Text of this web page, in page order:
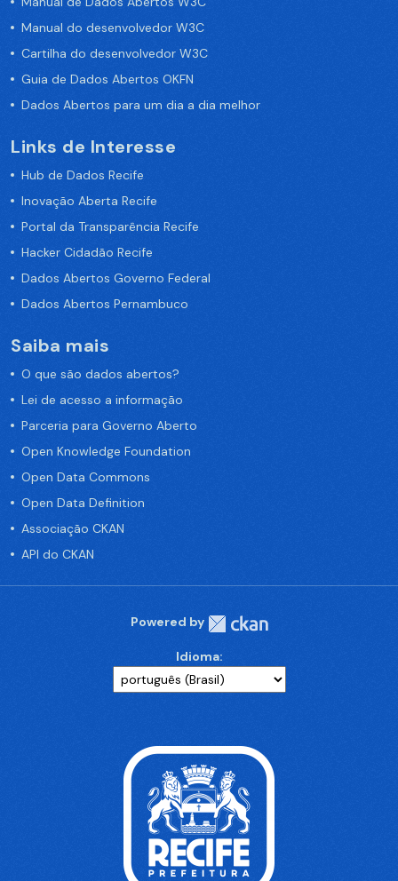
Manual do desenvolvedor W3C
Cartilha do desenvolvedor W3C
Guia de Dados Abertos OKFN
Dados Abertos para um dia a dia melhor
Links de Interesse
Hub de Dados Recife
Inovação Aberta Recife
Portal da Transparência Recife
Hacker Cidadão Recife
Dados Abertos Governo Federal
Dados Abertos Pernambuco
Saiba mais
O que são dados abertos?
Lei de acesso a informação
Parceria para Governo Aberto
Open Knowledge Foundation
Open Data Commons
Open Data Definition
Associação CKAN
API do CKAN
Powered by
Idioma